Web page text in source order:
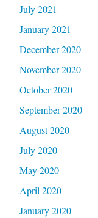
July 2021
January 2021
December 2020
November 2020
October 2020
September 2020
August 2020
July 2020
May 2020
April 2020
January 2020